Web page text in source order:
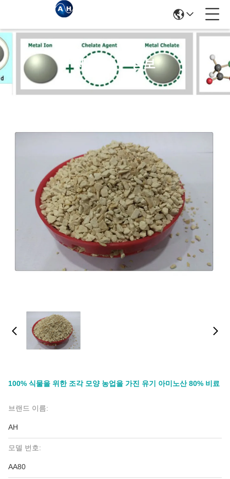
제품 세부 정보
100% 식물을 위한 조각 모양 농업을 가진 유기 아미노산 80% 비료
브랜드 이름:
AH
모델 번호:
AA80